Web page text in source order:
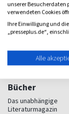
Bücher
Das unabhängige
Literaturmagazin
unserer Besucherdaten
verwendeten Cookies
Ihre Einwilligung und
„presseplus.de“,
Alle